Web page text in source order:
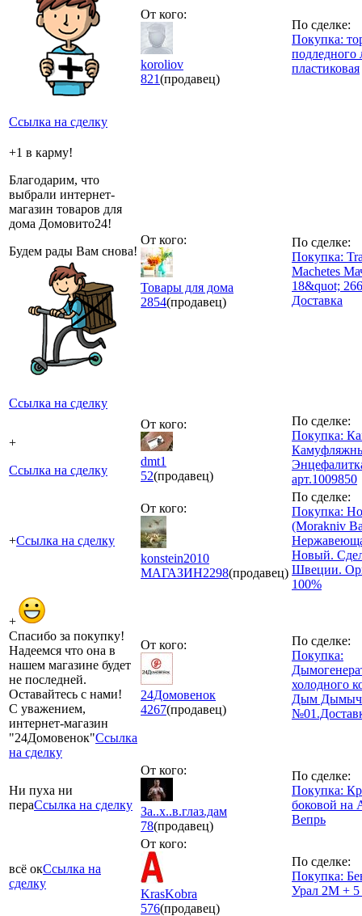
Ссылка на сделку
От кого:
koroliov
821(продавец)
По сделке:
Покупка:
подледного
пластиковая
+1 в карму!
Благодарим, что
выбрали интернет-
магазин товаров для
дома Домовито24!
Будем рады Вам снова!
Ссылка на сделку
От кого:
Товары для дома
2854(продавец)
По сделке:
Покупка:
Machetes
18&quot;
Доставка
+
Ссылка на сделку
От кого:
dmt1
52(продавец)
По сделке:
Покупка:
арт.1009850
+Ссылка на сделку
От кого:
konstein2010
МАГАЗИН2298(продавец)
По сделке:
Покупка:
(Morakniv
Новый.
Швеции.
100%
+
Спасибо за покупку!
Надеемся что она в
нашем магазине будет
не последней.
Оставайтесь с нами!
С уважением,
интернет-магазин
"24Домовенок"Ссылка
на сделку
От кого:
24Домовенок
4267(продавец)
По сделке:
Покупка:
холодного
Дым Дымыч
Ни пуха ни
пераСсылка на сделку
От кого:
За..х..в.глаз.дам
78(продавец)
По сделке:
Покупка:
боковой на
Вепрь
всё окСсылка на
сделку
От кого:
KrasKobra
576(продавец)
По сделке:
Покупка:
Урал 2М + 5